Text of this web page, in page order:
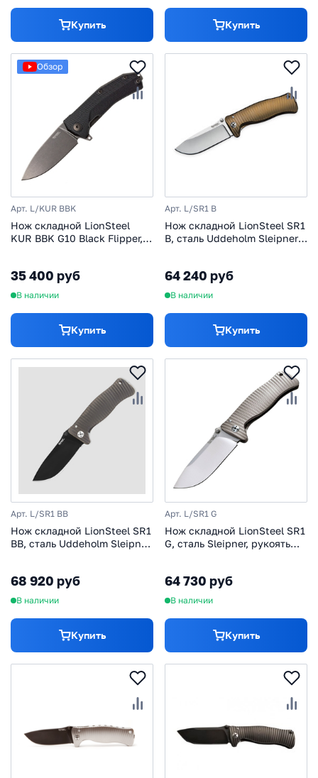
Купить Купить
Обзор
Арт. L/KUR BBK
Нож складной LionSteel
KUR BBK G10 Black Flipper,
стеклотекстолит, чёрный
35 400 руб
В наличии
Купить
Арт. L/SR1 B
Нож складной LionSteel SR1
B, сталь Uddeholm Sleipner,
64 240 руб
В наличии
Купить
Арт. L/SR1 BB
Нож складной LionSteel SR1
BB, сталь Uddeholm Sleipner,
68 920 руб
В наличии
Купить
Арт. L/SR1 G
Нож складной LionSteel SR1
G, сталь Sleipner, рукоять
64 730 руб
В наличии
Купить